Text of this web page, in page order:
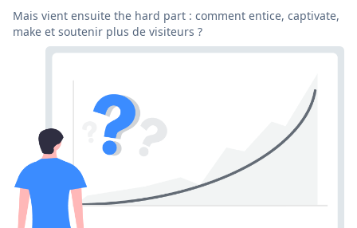
Mais vient ensuite the hard part : comment entice, captivate,
make et soutenir plus de visiteurs ?